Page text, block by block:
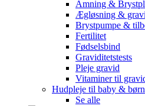
Amning &
Ægløsning &
Brystpumpe &
Fertilitet
Fødselsbind
Graviditetstests
Pleje gravid
Vitaminer til
Hudpleje til baby & børn
Se alle